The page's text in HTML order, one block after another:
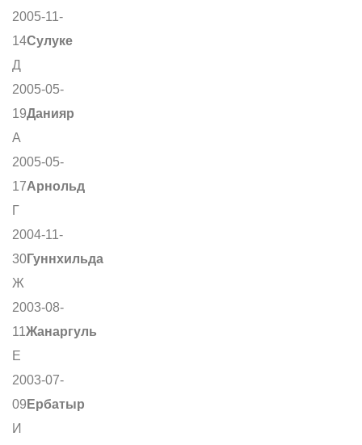
2005-11-
14Сулуке
Д
2005-05-
19Данияр
А
2005-05-
17Арнольд
Г
2004-11-
30Гуннхильда
Ж
2003-08-
11Жанаргуль
Е
2003-07-
09 Ербатыр
И